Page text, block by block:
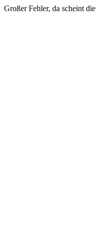
Großer Fehler, da scheint